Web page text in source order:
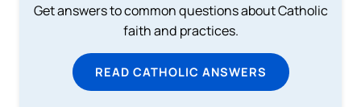
Get answers to common questions about Catholic
faith and practices.
READ CATHOLIC ANSWERS